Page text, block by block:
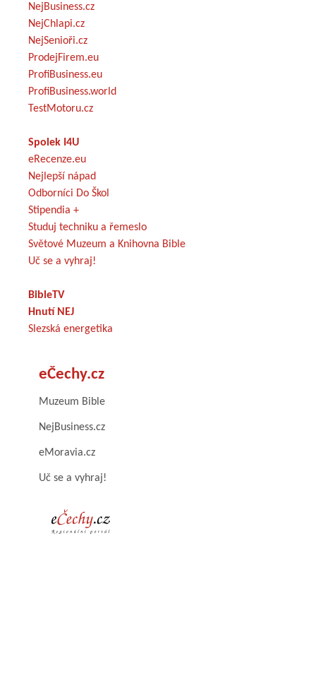
NejBusiness.cz
NejChlapi.cz
NejSenioři.cz
ProdejFirem.eu
ProfiBusiness.eu
ProfiBusiness.world
TestMotoru.cz
Spolek I4U
eRecenze.eu
Nejlepší nápad
Odborníci Do Škol
Stipendia +
Studuj techniku a řemeslo
Světové Muzeum a Knihovna Bible
Uč se a vyhraj!
BibleTV
Hnutí NEJ
Slezská energetika
eČechy.cz
Muzeum Bible
NejBusiness.cz
eMoravia.cz
Uč se a vyhraj!